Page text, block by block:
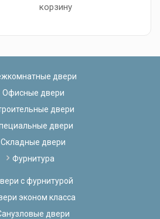
корзину
двери
Офисные двери
двери
двери
Складные двери
Фурнитура
с фурнитурой
эконом класса
двери